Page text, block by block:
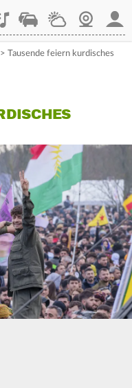
StaupilotWetterWebcam
> Tausende feiern kurdisches